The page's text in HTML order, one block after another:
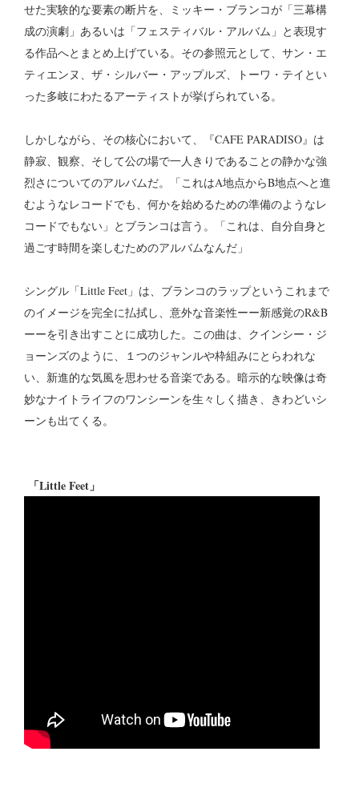
せた実験的な要素の断片を、ミッキー・ブランコが「三幕構
成の演劇」あるいは「フェスティバル・アルバム」と表現す
る作品へとまとめ上げている。その参照元として、サン・エ
ティエンヌ、ザ・シルバー・アップルズ、トーワ・テイとい
った多岐にわたるアーティストが挙げられている。
しかしながら、その核心において、『CAFE PARADISO』は
静寂、観察、そして公の場で一人きりであることの静かな強
烈さについてのアルバムだ。「これはA地点からB地点へと進
むようなレコードでも、何かを始めるための準備のようなレ
コードでもない」とブランコは言う。「これは、自分自身と
過ごす時間を楽しむためのアルバムなんだ」
シングル「Little Feet」は、ブランコのラップというこれまで
のイメージを完全に払拭し、意外な音楽性ーー新感覚のR&B
ーーを引き出すことに成功した。この曲は、クインシー・ジ
ョーンズのように、１つのジャンルや枠組みにとらわれな
い、新進的な気風を思わせる音楽である。暗示的な映像は奇
妙なナイトライフのワンシーンを生々しく描き、きわどいシ
ーンも出てくる。
「Little Feet」